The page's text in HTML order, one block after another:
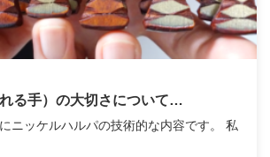
る手）の大切さについて…
ニッケルハルパの技術的な内容です。 私